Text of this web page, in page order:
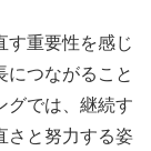
す重要性を感じ
つながること
グでは、継続す
さと努力する姿